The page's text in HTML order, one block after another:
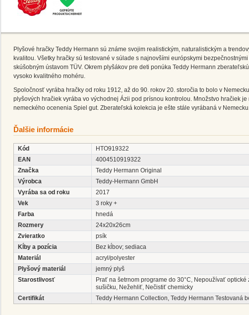
Plyšové hračky Teddy Hermann sú známe svojim realistickým, naturalistickým a
kvalitou. Všetky hračky sú testované v súlade s najnovšími európskymi
skúšobným ústavom TÜV. Okrem plyšákov pre deti ponúka Teddy Hermann
vysoko kvalitného mohéru.
Spoločnosť vyrába hračky od roku 1912, až do 90. rokov 20. storočia to bolo v
plyšových hračiek vyrába vo východnej Ázii pod prísnou kontrolou. Množstvo hračiek
nemeckého ocenenia Spiel gut. Zberateľská kolekcia je ešte stále vyrábaná v
Ďalšie informácie
Kód
HTO919322
EAN
4004510919322
Značka
Teddy Hermann Original
Výrobca
Teddy-Hermann GmbH
Vyrába sa od roku
2017
Vek
3 roky +
Farba
hnedá
Rozmery
24x20x26cm
Zvieratko
psík
Kĺby a pozícia
Bez kĺbov; sediaca
Materiál
acryl/polyester
Plyšový materiál
jemný plyš
Starostlivosť
Prať na šetrnom programe do 30°C, Nepoužívať
sušičku, Nežehliť, Nečistiť chemicky
Certifikát
Teddy Hermann Collection, Teddy Hermann Testovaná